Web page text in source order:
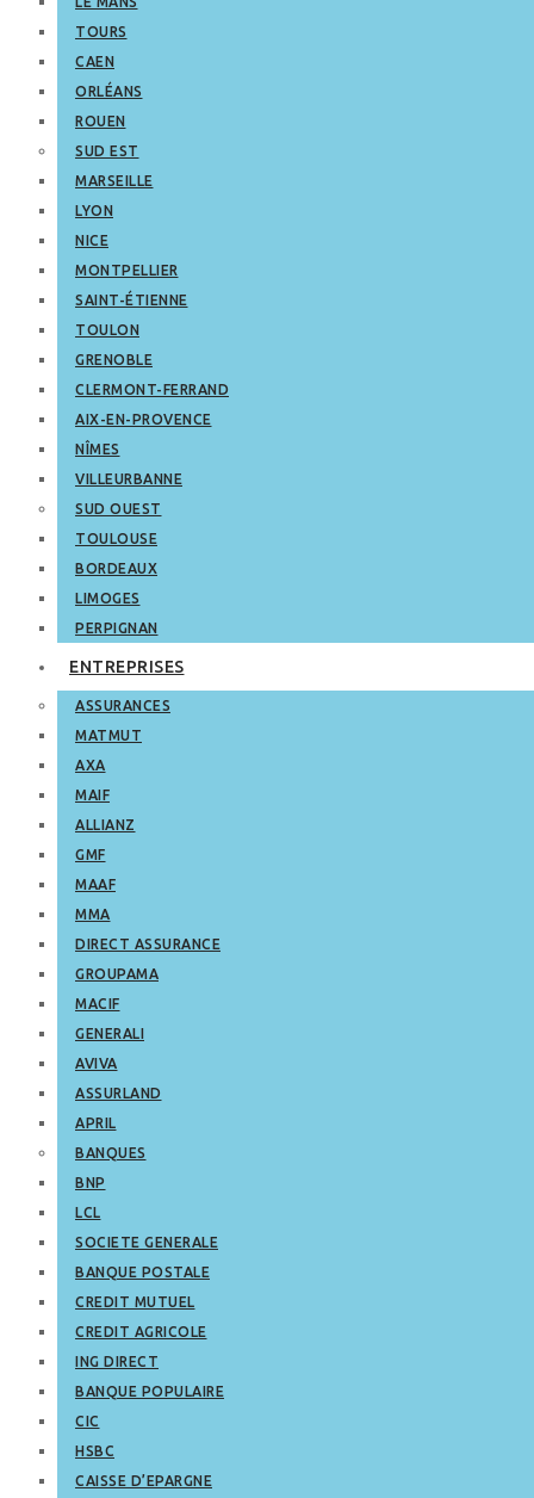
TOURS
CAEN
ORLÉANS
ROUEN
SUD EST
MARSEILLE
LYON
NICE
MONTPELLIER
SAINT-ÉTIENNE
TOULON
GRENOBLE
CLERMONT-FERRAND
AIX-EN-PROVENCE
NÎMES
VILLEURBANNE
SUD OUEST
TOULOUSE
BORDEAUX
LIMOGES
PERPIGNAN
ENTREPRISES
ASSURANCES
MATMUT
AXA
MAIF
ALLIANZ
GMF
MAAF
MMA
DIRECT ASSURANCE
GROUPAMA
MACIF
GENERALI
AVIVA
ASSURLAND
APRIL
BANQUES
BNP
LCL
SOCIETE GENERALE
BANQUE POSTALE
CREDIT MUTUEL
CREDIT AGRICOLE
ING DIRECT
BANQUE POPULAIRE
CIC
HSBC
CAISSE D’EPARGNE